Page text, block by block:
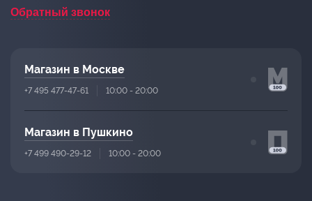
Обратный звонок
Магазин в Москве
+7 495 477-47-61 10:00 - 20:00
Магазин в Пушкино
+7 499 490-29-12 10:00 - 20:00